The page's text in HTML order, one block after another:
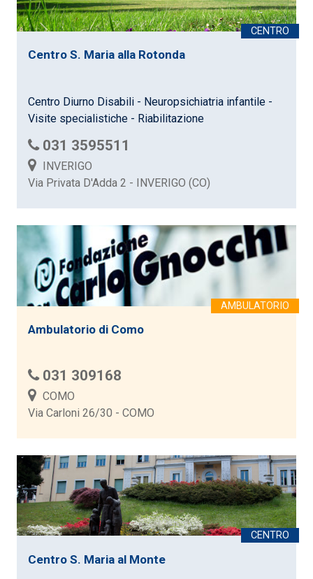
Centro S. Maria alla Rotonda
Centro Diurno Disabili - Neuropsichiatria infantile -
Visite specialistiche - Riabilitazione
031 3595511
INVERIGO
Via Privata D'Adda 2 - INVERIGO (CO)
Ambulatorio di Como
031 309168
COMO
Via Carloni 26/30 - COMO
Centro S. Maria al Monte